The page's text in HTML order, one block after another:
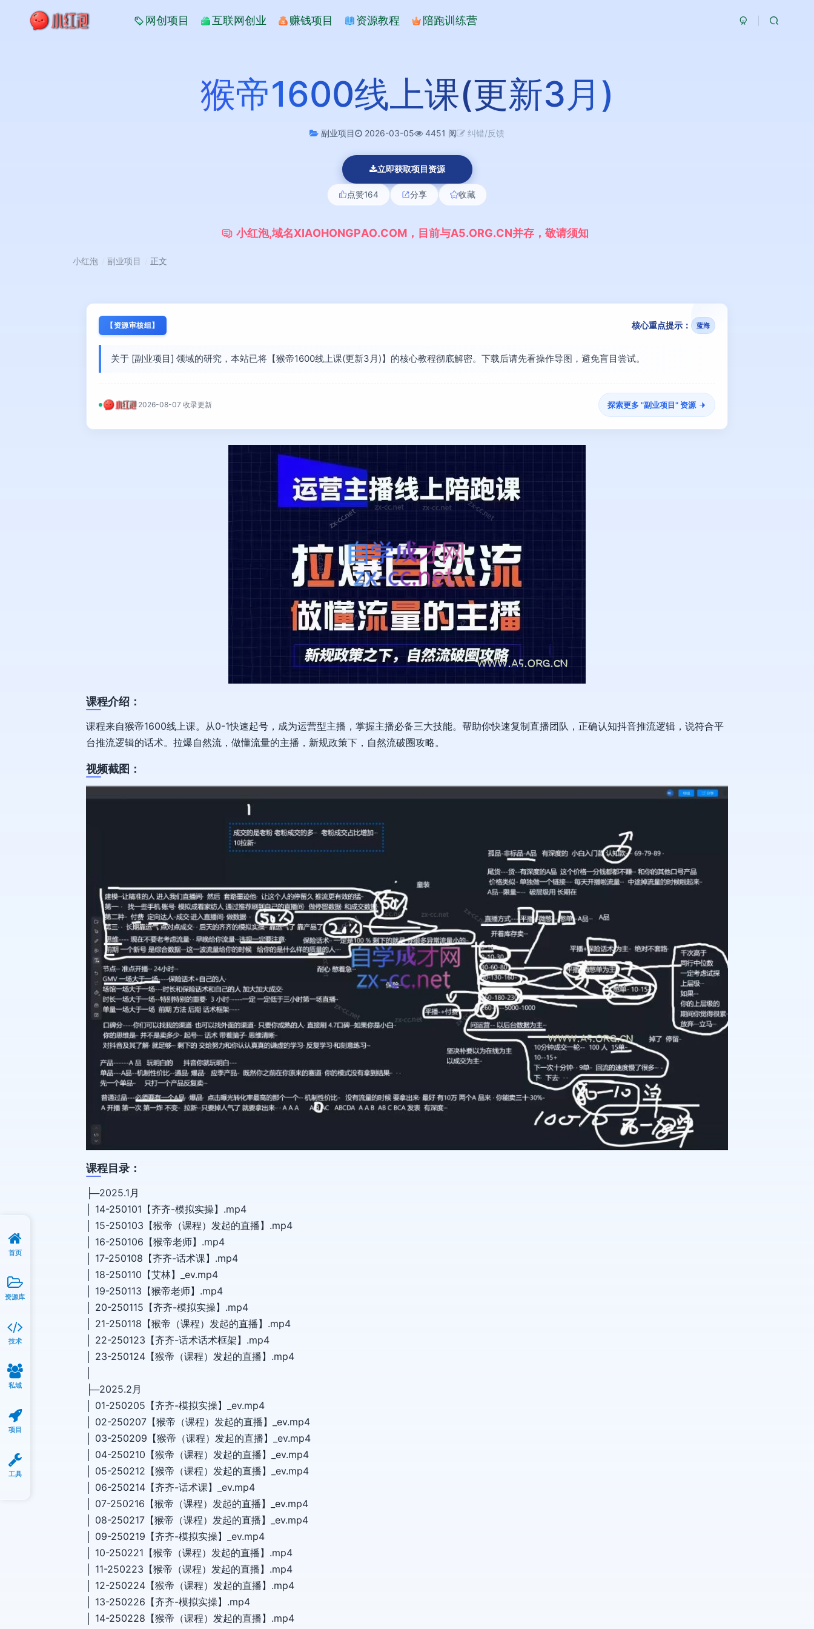
网创项目 互联网创业 赚钱项目 资源教程 陪跑训练营
猴帝1600线上课(更新3月)
副业项目 2026-03-05 4451 阅 纠错/反馈
立即获取项目资源
点赞164 分享 收藏
小红泡,域名XIAOHONGPAO.COM ， 目 前与A5.ORG.CN并存 ， 敬请须知
小红泡 副业项目 正文
【资源审核组】 核心重点提示： 蓝海
关于 [副业项目] 领域的研究，本站已将【猴帝1600线上课(更新3月)】的核心教程彻底解密。下载后请先看操作导图，避免盲目尝试。
2026-08-07 收录更新 探索更多 "副业项目" 资源
课程介绍：
课程来自猴帝1600线上课。从0-1快速起号，成为运营型主播，掌握主播必备三大技能。帮助你快速复制直播团队，正确认知抖音推流逻辑，说符合平
台推流逻辑的话术。拉爆自然流，做懂流量的主播，新规政策下，自然流破圈攻略。
视频截图：
课程目录：
├─2025.1月
│ 14-250101【齐齐-模拟实操】.mp4
│ 15-250103【猴帝（课程）发起的直播】.mp4
│ 16-250106【猴帝老师】.mp4
│ 17-250108【齐齐-话术课】.mp4
│ 18-250110【艾林】_ev.mp4
│ 19-250113【猴帝老师】.mp4
│ 20-250115【齐齐-模拟实操】.mp4
│ 21-250118【猴帝（课程）发起的直播】.mp4
│ 22-250123【齐齐-话术话术框架】.mp4
│ 23-250124【猴帝（课程）发起的直播】.mp4
├─2025.2月
│ 01-250205【齐齐-模拟实操】_ev.mp4
│ 02-250207【猴帝（课程）发起的直播】_ev.mp4
│ 03-250209【猴帝（课程）发起的直播】_ev.mp4
│ 04-250210【猴帝（课程）发起的直播】_ev.mp4
│ 05-250212【猴帝（课程）发起的直播】_ev.mp4
│ 06-250214【齐齐-话术课】_ev.mp4
│ 07-250216【猴帝（课程）发起的直播】_ev.mp4
│ 08-250217【猴帝（课程）发起的直播】_ev.mp4
│ 09-250219【齐齐-模拟实操】_ev.mp4
│ 10-250221【猴帝（课程）发起的直播】.mp4
│ 11-250223【猴帝（课程）发起的直播】.mp4
│ 12-250224【猴帝（课程）发起的直播】.mp4
│ 13-250226【齐齐-模拟实操】.mp4
│ 14-250228【猴帝（课程）发起的直播】.mp4
首页
资源库
技术
私域
项目
工具